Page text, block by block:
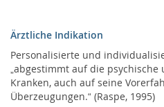
Ärztliche Indikation
Personalisierte und
„abgestimmt auf die psychische
Kranken, auch auf seine
Überzeugungen.“ (Raspe, 1995)